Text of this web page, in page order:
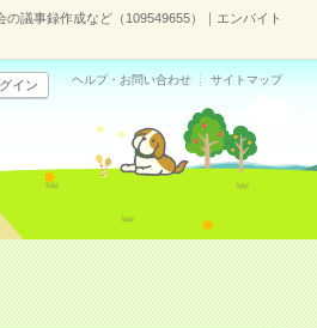
議事録作成など（109549655）｜エンバイト
イン ヘルプ・お問い合わせ サイトマップ